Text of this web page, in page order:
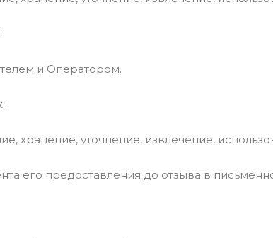
и Оператором.
хранение, уточнение, извлечение,
его предоставления до отзыва в